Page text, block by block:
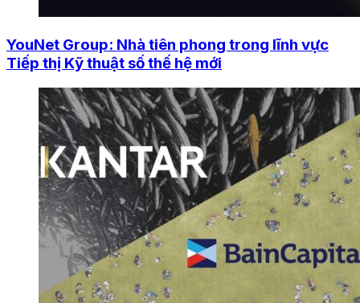
YouNet Group: Nhà tiên phong trong lĩnh vực
Tiếp thị Kỹ thuật số thế hệ mới